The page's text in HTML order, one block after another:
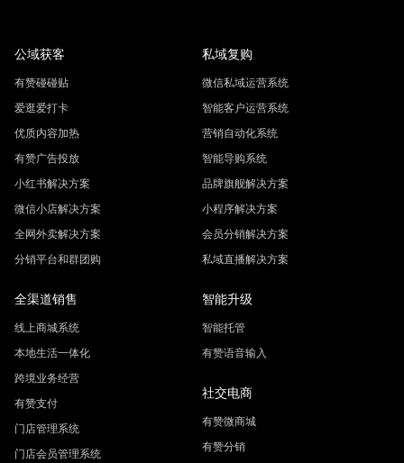
公域获客
有赞碰碰贴
爱逛爱打卡
优质内容加热
有赞广告投放
小红书解决方案
微信小店解决方案
全网外卖解决方案
分销平台和群团购
私域复购
微信私域运营系统
智能客户运营系统
营销自动化系统
智能导购系统
品牌旗舰解决方案
小程序解决方案
会员分销解决方案
私域直播解决方案
全渠道销售
线上商城系统
本地生活一体化
跨境业务经营
有赞支付
门店管理系统
门店会员管理系统
智能升级
智能托管
有赞语音输入
社交电商
有赞微商城
有赞分销